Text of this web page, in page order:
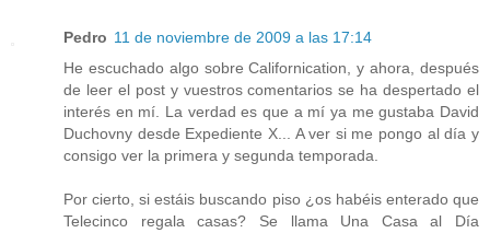
Pedro 11 de noviembre de 2009 a las 17:14
He escuchado algo sobre Californication, y ahora, después
de leer el post y vuestros comentarios se ha despertado el
interés en mí. La verdad es que a mí ya me gustaba David
Duchovny desde Expediente X... A ver si me pongo al día y
consigo ver la primera y segunda temporada.
Por cierto, si estáis buscando piso ¿os habéis enterado que
Telecinco regala casas? Se llama Una Casa al Día